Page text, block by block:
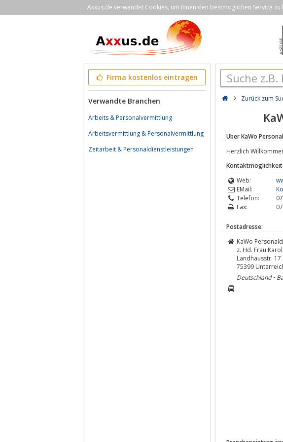
Axxus.de verwendet Cookies, um Ihnen den bestmöglichen Service
Firma kostenlos eintragen
Verwandte Branchen
Arbeits & Personalvermittlung
Arbeitsvermittlung & Personalvermittlung
Zeitarbeit & Personaldienstleistungen
Zurück zum
Über KaWo
Herzlich
Web:
EMail:
Telefon:
Fax:
Postadresse:
KaWo
z. Hd. Frau
Landhausstr. 17
75399
Deutschland •